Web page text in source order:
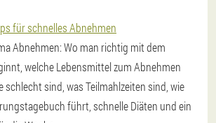
für schnelles Abnehmen
Abnehmen: Wo man richtig mit dem
welche Lebensmittel zum Abnehmen
schlecht sind, was Teilmahlzeiten sind, wie
führt, schnelle Diäten und ein